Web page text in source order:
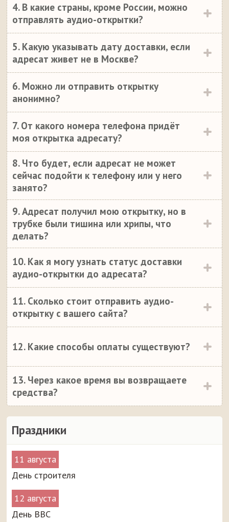
Праздники
11 августа
День строителя
12 августа
День ВВС
4. В какие страны, кроме России, можно
отправлять аудио-открытки?
5. Какую указывать дату доставки, если
адресат живет не в Москве?
6. Можно ли отправить открытку
анонимно?
7. От какого номера телефона придёт
моя открытка адресату?
8. Что будет, если адресат не может
сейчас подойти к телефону или у него
занято?
9. Адресат получил мою открытку, но в
трубке были тишина или хрипы, что
делать?
10. Как я могу узнать статус доставки
аудио-открытки до адресата?
11. Сколько стоит отправить аудио-
открытку с вашего сайта?
12. Какие способы оплаты существуют?
13. Через какое время вы возвращаете
средства?